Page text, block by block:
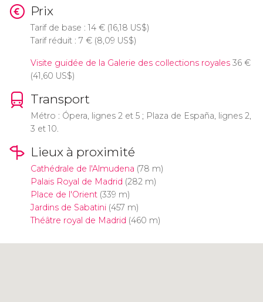
Prix
Tarif de base : 14 €(16,18 US$)
Tarif réduit : 7 €(8,09 US$)
Visite guidée de la Galerie des collections royales36 €
(41,60 US$)
Transport
Métro : Ópera, lignes 2 et 5 ; Plaza de España, lignes 2,
3 et 10.
Lieux à proximité
Cathédrale de l'Almudena (78 m)
Palais Royal de Madrid (282 m)
Place de l'Orient (339 m)
Jardins de Sabatini(457 m)
Théâtre royal de Madrid (460 m)